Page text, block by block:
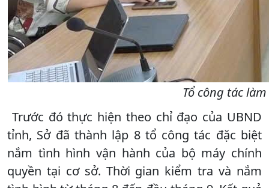
Tổ công tác
Trước đó thực hiện theo chỉ đạo của UBND
tỉnh, Sở đã thành lập 8 tổ công tác đặc biệt
nắm tình hình vận hành của bộ máy chính
quyền tại cơ sở. Thời gian kiểm tra và nắm